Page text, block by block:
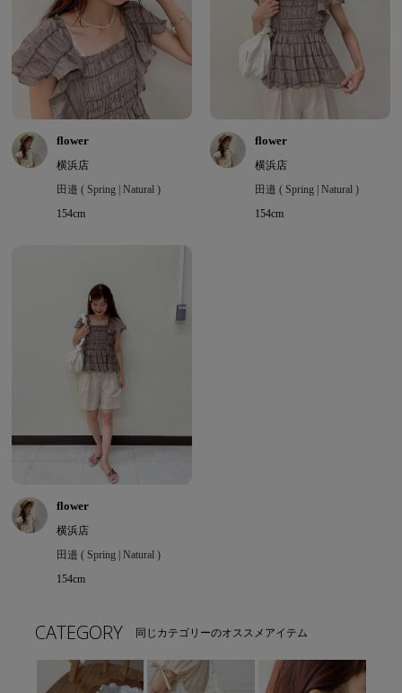
flower
横浜店
田邉 ( Spring | Natural )
154cm
flower
横浜店
田邉 ( Spring | Natural )
154cm
flower
横浜店
田邉 ( Spring | Natural )
154cm
CATEGORY 同じカテゴリーのオススメアイテム